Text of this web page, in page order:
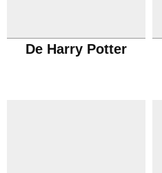
De Harry Potter